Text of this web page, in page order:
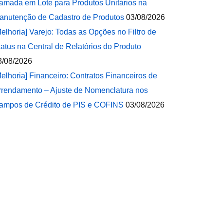
em Lote para Produtos Unitários na
de Cadastro de Produtos 03/08/2026
Varejo: Todas as Opções no Filtro de
na Central de Relatórios do Produto
08/2026
Financeiro: Contratos Financeiros de
– Ajuste de Nomenclatura nos
de Crédito de PIS e COFINS 03/08/2026